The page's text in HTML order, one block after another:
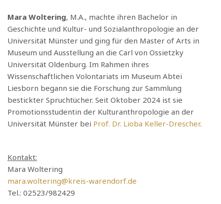
Mara Woltering, M.A., machte ihren Bachelor in
Geschichte und Kultur- und Sozialanthropologie an der
Universität Münster und ging für den Master of Arts in
Museum und Ausstellung an die Carl von Ossietzky
Universität Oldenburg. Im Rahmen ihres
Wissenschaftlichen Volontariats im Museum Abtei
Liesborn begann sie die Forschung zur Sammlung
bestickter Spruchtücher. Seit Oktober 2024 ist sie
Promotionsstudentin der Kulturanthropologie an der
Universität Münster bei Prof. Dr. Lioba Keller-Drescher.
Kontakt:
Mara Woltering
mara.woltering@kreis-warendorf.de
Tel.: 02523/982429